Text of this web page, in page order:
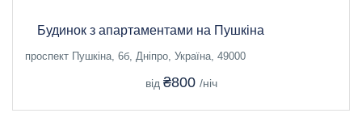
Будинок з апартаментами на Пушкіна
проспект Пушкіна, 6б, Дніпро, Україна, 49000
від ₴800 /ніч